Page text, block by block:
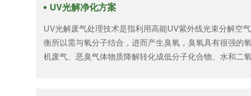
UV光解净化方案
UV光解废气处理技术是指利用高能UV紫外线光束分解空
衡所以需与氧分子结合，进而产生臭氧，臭氧具有很强的
机废气、恶臭气体物质降解转化成低分子化合物、水和二氧